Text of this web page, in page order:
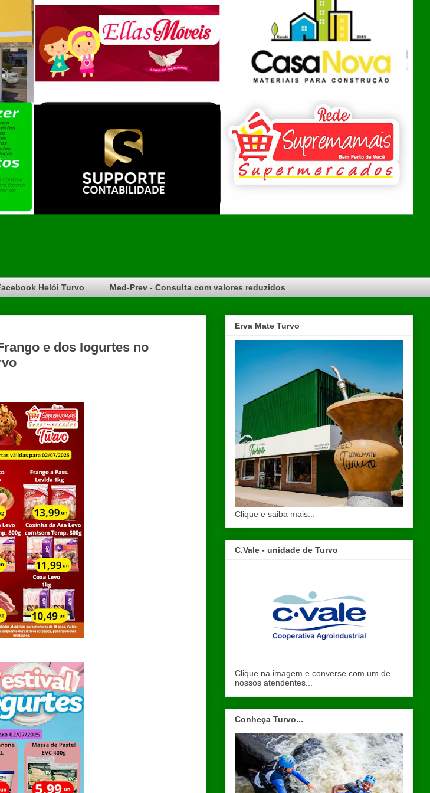
Helói Turvo Med-Prev - Consulta com valores reduzidos
e dos Iogurtes no
Erva Mate Turvo
Clique e saiba mais...
C.Vale - unidade de Turvo
Clique na imagem e converse com um de
nossos atendentes...
Conheça Turvo...